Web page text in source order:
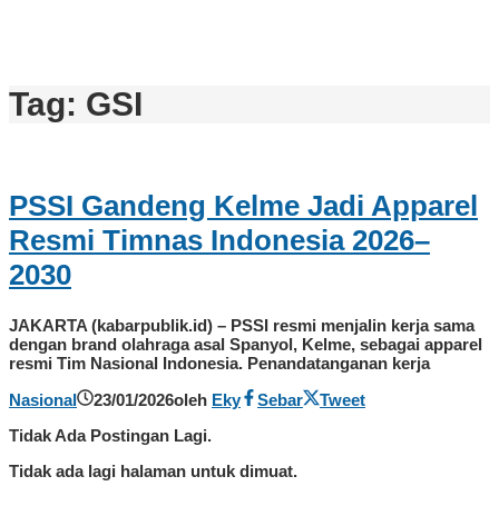
Tag: GSI
PSSI Gandeng Kelme Jadi Apparel
Resmi Timnas Indonesia 2026–
2030
JAKARTA (kabarpublik.id) – PSSI resmi menjalin kerja sama
dengan brand olahraga asal Spanyol, Kelme, sebagai apparel
resmi Tim Nasional Indonesia. Penandatanganan kerja
Nasional
23/01/2026oleh Eky Sebar
Tweet
Tidak Ada Postingan Lagi.
Tidak ada lagi halaman untuk dimuat.